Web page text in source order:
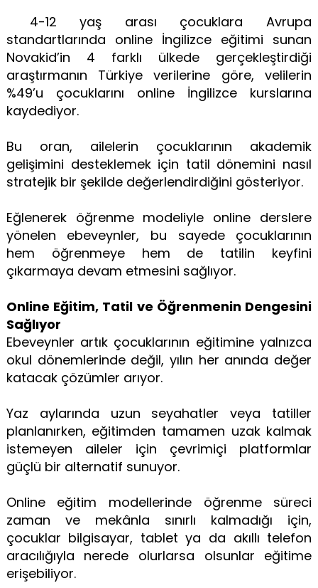
4-12 yaş arası çocuklara Avrupa
standartlarında online İngilizce eğitimi sunan
Novakid’in 4 farklı ülkede gerçekleştirdiği
araştırmanın Türkiye verilerine göre, velilerin
%49’u çocuklarını online İngilizce kurslarına
kaydediyor.
Bu oran, ailelerin çocuklarının akademik
gelişimini desteklemek için tatil dönemini nasıl
stratejik bir şekilde değerlendirdiğini gösteriyor.
Eğlenerek öğrenme modeliyle online derslere
yönelen ebeveynler, bu sayede çocuklarının
hem öğrenmeye hem de tatilin keyfini
çıkarmaya devam etmesini sağlıyor.
Online Eğitim, Tatil ve Öğrenmenin Dengesini
Sağlıyor
Ebeveynler artık çocuklarının eğitimine yalnızca
okul dönemlerinde değil, yılın her anında değer
katacak çözümler arıyor.
Yaz aylarında uzun seyahatler veya tatiller
planlanırken, eğitimden tamamen uzak kalmak
istemeyen aileler için çevrimiçi platformlar
güçlü bir alternatif sunuyor.
Online eğitim modellerinde öğrenme süreci
zaman ve mekânla sınırlı kalmadığı için,
çocuklar bilgisayar, tablet ya da akıllı telefon
aracılığıyla nerede olurlarsa olsunlar eğitime
erişebiliyor.